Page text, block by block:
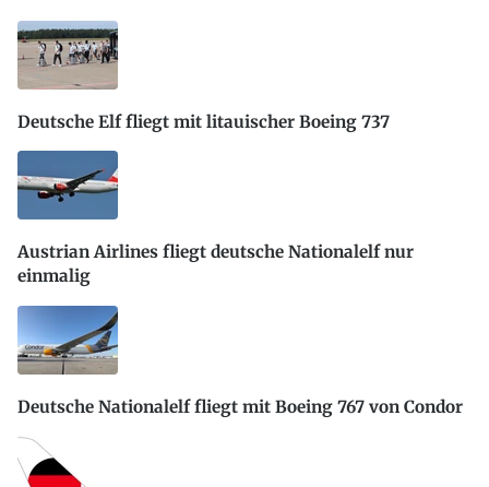
Deutsche Elf fliegt mit litauischer Boeing 737
Austrian Airlines fliegt deutsche Nationalelf nur
einmalig
Deutsche Nationalelf fliegt mit Boeing 767 von Condor